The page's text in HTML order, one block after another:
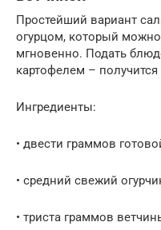
Простейший вариант
огурцом, который можно
мгновенно. Подать
картофелем –
Ингредиенты:
• двести граммов
• средний свежий
• триста граммов